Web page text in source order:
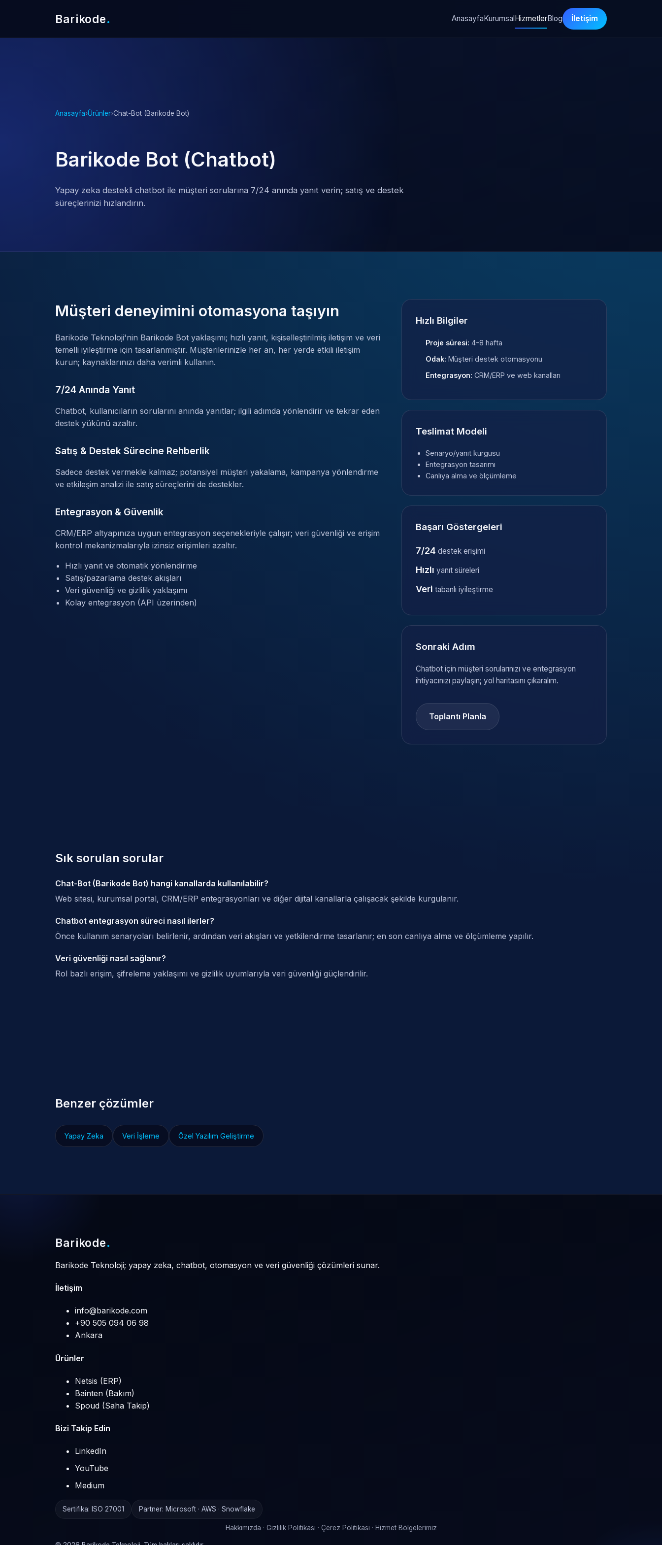
Barikode. AnasayfaKurumsalHizmetlerBlog İletişim
Anasayfa›Ürünler›Chat-Bot (Barikode Bot)
Barikode Bot (Chatbot)
Yapay zeka destekli chatbot ile müşteri sorularına 7/24 anında yanıt verin; satış ve destek
süreçlerinizi hızlandırın.
Müşteri deneyimini otomasyona taşıyın
Barikode Teknoloji'nin Barikode Bot yaklaşımı; hızlı yanıt, kişiselleştirilmiş iletişim ve veri
temelli iyileştirme için tasarlanmıştır. Müşterilerinizle her an, her yerde etkili iletişim
kurun; kaynaklarınızı daha verimli kullanın.
7/24 Anında Yanıt
Chatbot, kullanıcıların sorularını anında yanıtlar; ilgili adımda yönlendirir ve tekrar eden
destek yükünü azaltır.
Satış & Destek Sürecine Rehberlik
Sadece destek vermekle kalmaz; potansiyel müşteri yakalama, kampanya yönlendirme
ve etkileşim analizi ile satış süreçlerini de destekler.
Entegrasyon & Güvenlik
CRM/ERP altyapınıza uygun entegrasyon seçenekleriyle çalışır; veri güvenliği ve erişim
kontrol mekanizmalarıyla izinsiz erişimleri azaltır.
Hızlı yanıt ve otomatik yönlendirme
Satış/pazarlama destek akışları
Veri güvenliği ve gizlilik yaklaşımı
Kolay entegrasyon (API üzerinden)
Hızlı Bilgiler
Proje süresi: 4-8 hafta
Odak: Müşteri destek otomasyonu
Entegrasyon: CRM/ERP ve web kanalları
Teslimat Modeli
Senaryo/yanıt kurgusu
Entegrasyon tasarımı
Canlıya alma ve ölçümleme
Başarı Göstergeleri
7/24 destek erişimi
Hızlı yanıt süreleri
Veri tabanlı iyileştirme
Sonraki Adım
Chatbot için müşteri sorularınızı ve entegrasyon
ihtiyacınızı paylaşın; yol haritasını çıkaralım.
Toplantı Planla
Sık sorulan sorular
Chat-Bot (Barikode Bot) hangi kanallarda kullanılabilir?
Web sitesi, kurumsal portal, CRM/ERP entegrasyonları ve diğer dijital kanallarla çalışacak şekilde kurgulanır.
Chatbot entegrasyon süreci nasıl ilerler?
Önce kullanım senaryoları belirlenir, ardından veri akışları ve yetkilendirme tasarlanır; en son canlıya alma ve ölçümleme yapılır.
Veri güvenliği nasıl sağlanır?
Rol bazlı erişim, şifreleme yaklaşımı ve gizlilik uyumlarıyla veri güvenliği güçlendirilir.
Benzer çözümler
Yapay Zeka Veri İşleme Özel Yazılım Geliştirme
Barikode.
Barikode Teknoloji; yapay zeka, chatbot, otomasyon ve veri güvenliği çözümleri sunar.
İletişim
info@barikode.com
+90 505 094 06 98
Ankara
Ürünler
Netsis (ERP)
Bainten (Bakım)
Spoud (Saha Takip)
Bizi Takip Edin
LinkedIn
YouTube
Medium
Sertifika: ISO 27001 Partner: Microsoft · AWS · Snowflake
Hakkımızda · Gizlilik Politikası · Çerez Politikası · Hizmet Bölgelerimiz